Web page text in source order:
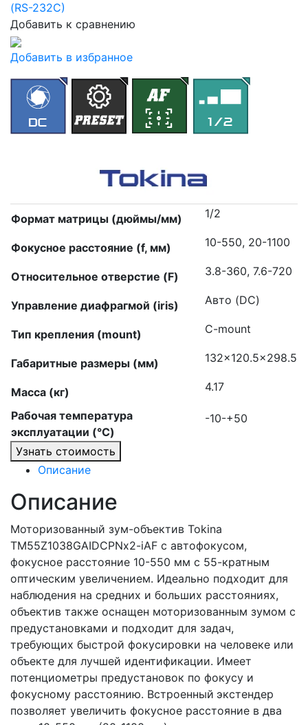
(RS-232C)
Добавить к сравнению
Добавить в избранное
Формат матрицы (дюймы/мм) 1/2
Фокусное расстояние (f, мм) 10-550, 20-1100
Относительное отверстие (F) 3.8-360, 7.6-720
Управление диафрагмой (iris) Авто (DC)
Тип крепления (mount) C-mount
Габаритные размеры (мм) 132×120.5×298.5
Масса (кг) 4.17
Рабочая температура
эксплуатации (°C)
-10-+50
Узнать стоимость
Описание
Описание
Моторизованный зум-объектив Tokina
TM55Z1038GAIDCPNx2-iAF c автофокусом,
фокусное расстояние 10-550 мм с 55-кратным
оптическим увеличением. Идеально подходит для
наблюдения на средних и больших расстояниях,
объектив также оснащен моторизованным зумом с
предустановками и подходит для задач,
требующих быстрой фокусировки на человеке или
объекте для лучшей идентификации. Имеет
потенциометры предустановок по фокусу и
фокусному расстоянию. Встроенный экстендер
позволяет увеличить фокусное расстояние в два